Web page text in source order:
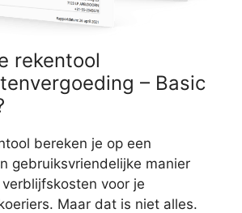
rekentool
– Basic
bereken je op een
gebruiksvriendelijke manier
voor je
Maar dat is niet alles.